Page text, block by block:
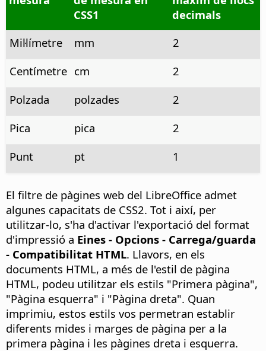
CSS1
decimals
Mil·límetre
mm
2
Centímetre cm
2
Polzada
polzades
2
Pica
pica
2
Punt
pt 1
El filtre de pàgines web del LibreOffice admet
algunes capacitats de CSS2. Tot i així, per
utilitzar-lo, s'ha d'activar l'exportació del format
d'impressió a Eines - Opcions - Carrega/guarda
- Compatibilitat HTML. Llavors, en els
documents HTML, a més de l'estil de pàgina
HTML, podeu utilitzar els estils "Primera pàgina",
"Pàgina esquerra" i "Pàgina dreta". Quan
imprimiu, estos estils vos permetran establir
diferents mides i marges de pàgina per a la
primera pàgina i les pàgines dreta i esquerra.